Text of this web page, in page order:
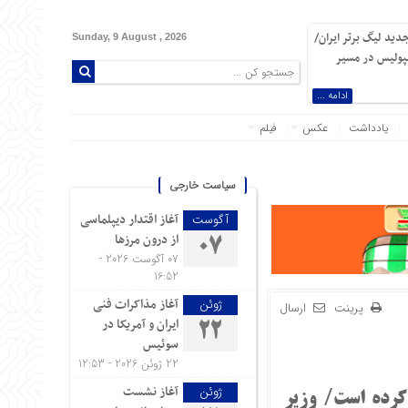
لیگ برتر ایران/
در مسیر
ادامه ...
Sunday, 9 August , 2026
یادداشت عکس فیلم
ارسال پرینت
است/ وزیر
سیاست خارجی
آگوست
07
آغاز اقتدار دیپلماسی
از درون مرزها
07 آگوست 2026 -
16:52
ژوئن
22
آغاز مذاکرات فنی
ایران و آمریکا در
سوئیس
22 ژوئن 2026 - 12:53
ژوئن
آغاز نشست